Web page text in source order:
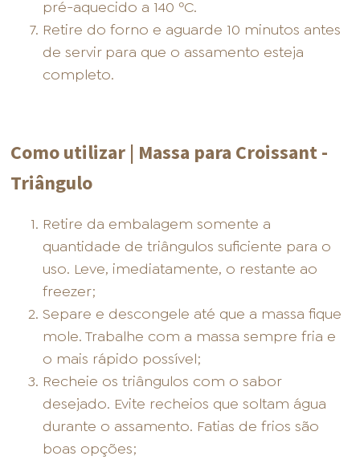
pré-aquecido a 140 ºC.
Retire do forno e aguarde 10 minutos antes
de servir para que o assamento esteja
completo.
Como utilizar | Massa para Croissant -
Triângulo
Retire da embalagem somente a
quantidade de triângulos suficiente para o
uso. Leve, imediatamente, o restante ao
freezer;
Separe e descongele até que a massa fique
mole. Trabalhe com a massa sempre fria e
o mais rápido possível;
Recheie os triângulos com o sabor
desejado. Evite recheios que soltam água
durante o assamento. Fatias de frios são
boas opções;